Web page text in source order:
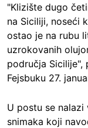
"Klizište dugo
na Siciliji, noseći
ostao je na rubu
uzrokovanih
područja Sicilije",
Fejsbuku 27.
U postu se
snimaka koji